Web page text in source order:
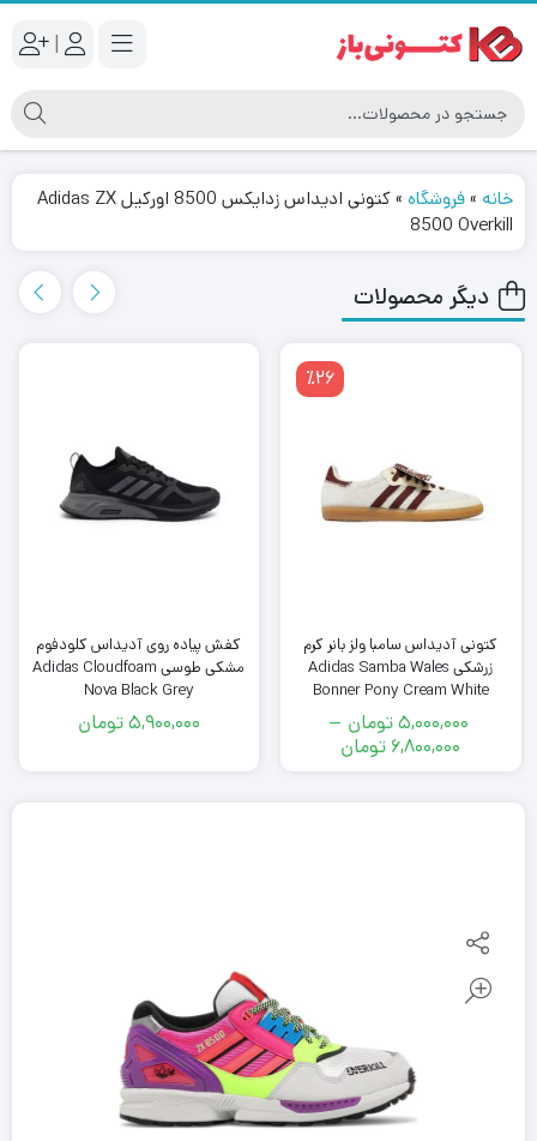
|
خانه »فروشگاه »
کتونی ادیداس زدایکس 8500 اورکیل Adidas ZX
8500 Overkill
دیگر محصولات
٪26
کتونى آدیداس سامبا ولز بانر کرم
زرشکی Adidas Samba Wales
Bonner Pony Cream White
5,000,000تومان –
6,800,000 تومان
کفش پیاده روی آدیداس کلودفوم
مشکی طوسی Adidas Cloudfoam
Nova Black Grey
5,900,000تومان